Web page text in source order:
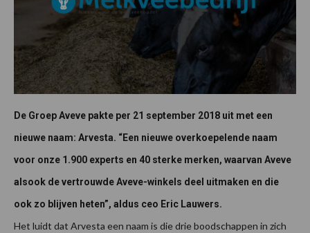
De Groep Aveve pakte per 21 september 2018 uit met een
nieuwe naam: Arvesta. “Een nieuwe overkoepelende naam
voor onze 1.900 experts en 40 sterke merken, waarvan Aveve
alsook de vertrouwde Aveve-winkels deel uitmaken en die
ook zo blijven heten”, aldus ceo Eric Lauwers.
Het luidt dat Arvesta een naam is die drie boodschappen in zich